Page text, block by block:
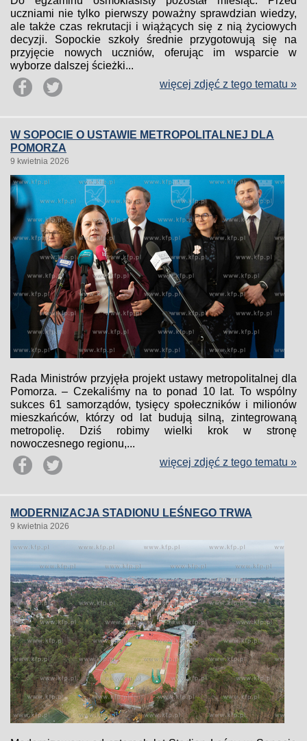
uczniami nie tylko pierwszy poważny sprawdzian wiedzy,
ale także czas rekrutacji i wiążących się z nią życiowych
decyzji. Sopockie szkoły średnie przygotowują się na
przyjęcie nowych uczniów, oferując im wsparcie w
wyborze dalszej ścieżki...
więcej zdjęć z tego tematu »
W SOPOCIE O USTAWIE METROPOLITALNEJ DLA
POMORZA
9 kwietnia 2026
Rada Ministrów przyjęła projekt ustawy metropolitalnej dla
Pomorza. – Czekaliśmy na to ponad 10 lat. To wspólny
sukces 61 samorządów, tysięcy społeczników i milionów
mieszkańców, którzy od lat budują silną, zintegrowaną
metropolię. Dziś robimy wielki krok w stronę
nowoczesnego regionu,...
więcej zdjęć z tego tematu »
MODERNIZACJA STADIONU LEŚNEGO TRWA
9 kwietnia 2026